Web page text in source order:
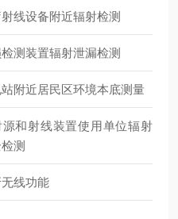
线设备附近辐射检测
测装置辐射泄漏检测
附近居民区环境本底测量
源和射线装置使用单位辐射
测
线功能